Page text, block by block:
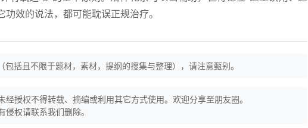
效的说法，都可能耽误正规治疗。
括且不限于题材，素材，提纲的搜集与整理），请注意甄别。
授权不得转载、摘编或利用其它方式使用。欢迎分享至朋友圈。
权请联系我们删除。